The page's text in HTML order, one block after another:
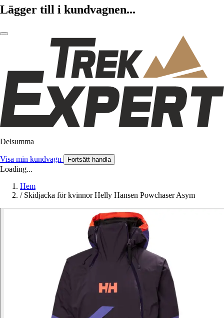
Lägger till i kundvagnen...
Delsumma
Visa min kundvagn Fortsätt handla
Loading...
Hem
/ Skidjacka för kvinnor Helly Hansen Powchaser Asym